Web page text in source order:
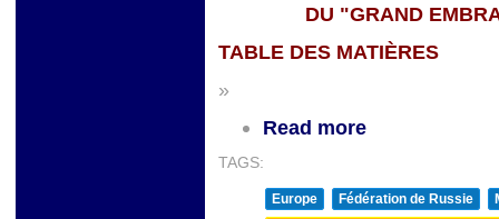
DU "GRAND
TABLE DES MATIÈRES
»
Read more
TAGS:
Europe Fédération de Russie